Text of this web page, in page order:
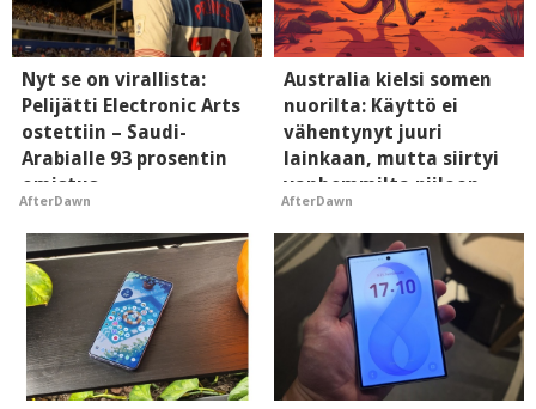
Nyt se on virallista:
Pelijätti Electronic Arts
ostettiin – Saudi-
Arabialle 93 prosentin
omistus
AfterDawn
Australia kielsi somen
nuorilta: Käyttö ei
vähentynyt juuri
lainkaan, mutta siirtyi
vanhemmilta piiloon
AfterDawn